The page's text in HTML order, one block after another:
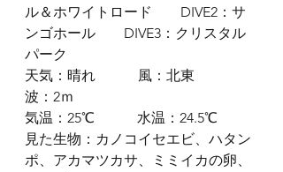
ル＆ホワイトロード　　DIVE2：サ
ンゴホール　　DIVE3：クリスタル
パーク
天気：晴れ　　　風：北東
波：2ｍ
気温：25℃　　　水温：24.5℃
見た生物：カノコイセエビ、ハタン
ポ、アカマツカサ、ミミイカの卵、